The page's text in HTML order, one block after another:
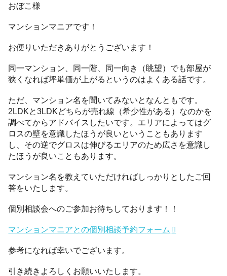
おぼこ様
マンションマニアです！
お便りいただきありがとうございます！
同一マンション、同一階、同一向き（眺望）でも部屋が
狭くなれば坪単価が上がるというのはよくある話です。
ただ、マンション名を聞いてみないとなんともです。
2LDKと3LDKどちらが売れ線（希少性がある）なのかを
調べてからアドバイスしたいです。エリアによってはグ
ロスの壁を意識したほうが良いということもあります
し、その逆でグロスは伸びるエリアのため広さを意識し
たほうが良いこともあります。
マンション名を教えていただければしっかりとしたご回
答をいたします。
個別相談会へのご参加お待ちしております！！
マンションマニアとの個別相談予約フォーム
参考になれば幸いでございます。
引き続きよろしくお願いいたします。